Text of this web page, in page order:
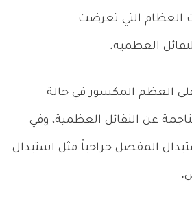
العظام التي تعرضت
العظمية.
العظم المكسور في حالة
عن النقائل العظمية، وفي
المفصل جراحياً مثل استبدال